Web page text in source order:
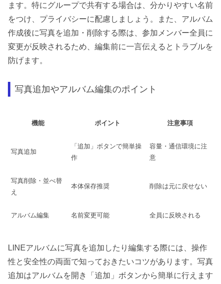
ます。特にグループで共有する場合は、分かりやすい名前
をつけ、プライバシーに配慮しましょう。また、アルバム
作成後に写真を追加・削除する際は、参加メンバー全員に
変更が反映されるため、編集前に一言伝えるとトラブルを
防げます。
写真追加やアルバム編集のポイント
機能 ポイント 注意事項
写真追加
「追加」ボタンで簡単操
作
容量・通信環境に注
意
写真削除・並べ替
え
本体保存推奨 削除は元に戻せない
アルバム編集 名前変更可能 全員に反映される
LINEアルバムに写真を追加したり編集する際には、操作
性と安全性の両面で知っておきたいコツがあります。写真
追加はアルバムを開き「追加」ボタンから簡単に行えます